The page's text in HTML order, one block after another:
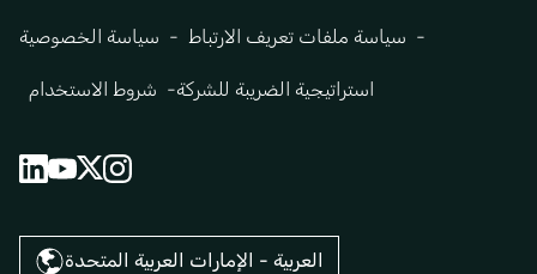
سياسة الخصوصية سياسة ملفات تعريف الارتباط
شروط الاستخدام استراتيجية الضريبة للشركة
العربية - الإمارات العربية المتحدة